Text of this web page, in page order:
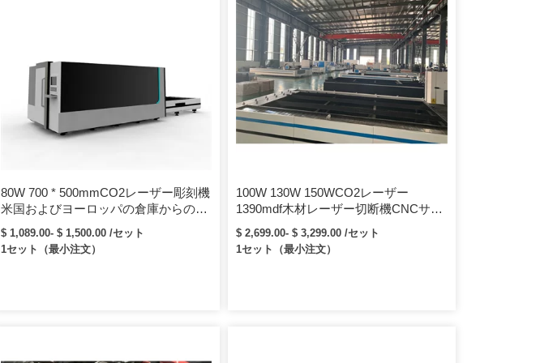
80W 700 * 500mmCO2レーザー彫刻機
米国およびヨーロッパの倉庫からの3D
レーザー切断機700x500レーザー
$ 1,089.00- $ 1,500.00 /セット
1セット（最小注文）
100W 130W 150WCO2レーザー
1390mdf木材レーザー切断機CNCサイ
ン用
$ 2,699.00- $ 3,299.00 /セット
1セット（最小注文）